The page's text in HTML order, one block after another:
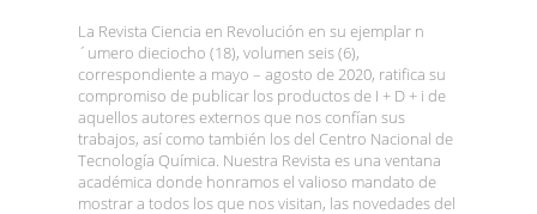
La Revista Ciencia en Revolución en su ejemplar n
´umero dieciocho (18), volumen seis (6),
correspondiente a mayo – agosto de 2020, ratifica su
compromiso de publicar los productos de I + D + i de
aquellos autores externos que nos confían sus
trabajos, así como también los del Centro Nacional de
Tecnología Química. Nuestra Revista es una ventana
académica donde honramos el valioso mandato de
mostrar a todos los que nos visitan, las novedades del